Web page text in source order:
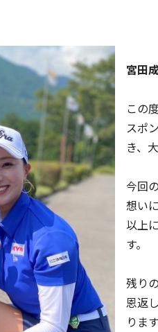
宮田
この
スポ
き、
今回
想い
以上
す。
残り
恩返
りま